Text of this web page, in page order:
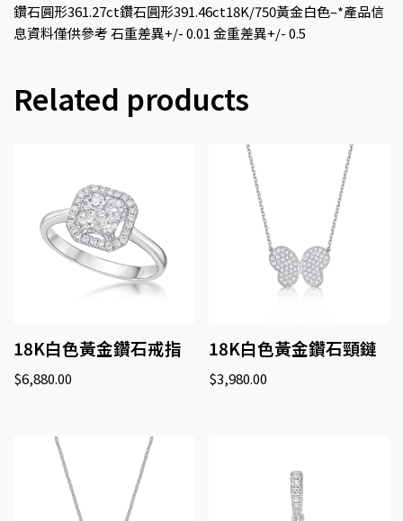
鑽石圓形361.27ct鑽石圓形391.46ct18K/750黃金白色–*產品信
息資料僅供參考 石重差異+/- 0.01 金重差異+/- 0.5
Related products
18K白色黃金鑽石戒指
$6,880.00
18K白色黃金鑽石頸鏈
$3,980.00